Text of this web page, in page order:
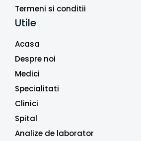
Termeni si conditii
Utile
Acasa
Despre noi
Medici
Specialitati
Clinici
Spital
Analize de laborator